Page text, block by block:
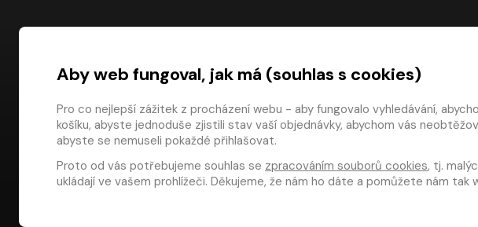
digiport.cz © 2026
Časté dotazy
Platba
Obchodní podmínky
Odstoupení od smlouvy
Dárkové poukazy
Aplikace Mediatéka
Aby web fungoval, jak má (souhlas s cookies)
Pro co nejlepší zážitek z procházení webu - aby fungovalo vyhledávání,
košíku, abyste jednoduše zjistili stav vaší objednávky, abychom vás
abyste se nemuseli pokaždé přihlašovat.
Proto od vás potřebujeme souhlas se zpracováním souborů cookies, tj.
ukládají ve vašem prohlížeči. Děkujeme, že nám ho dáte a pomůžete nám tak